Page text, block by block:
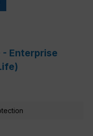
- Enterprise